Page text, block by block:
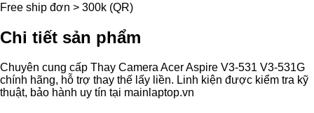
Free ship đơn > 300k (QR)
Chi tiết sản phẩm
Chuyên cung cấp Thay Camera Acer Aspire V3-531 V3-531G
chính hãng, hỗ trợ thay thế lấy liền. Linh kiện được kiểm tra kỹ
thuật, bảo hành uy tín tại mainlaptop.vn